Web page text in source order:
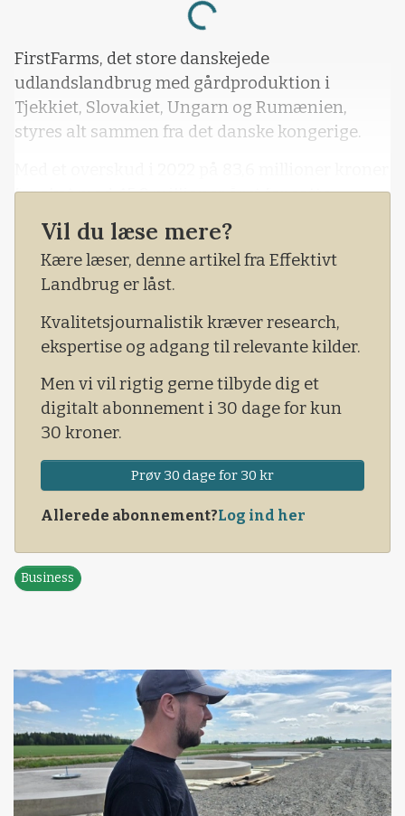
Loading...
FirstFarms, det store danskejede
udlandslandbrug med gårdproduktion i
Tjekkiet, Slovakiet, Ungarn og Rumænien,
styres alt sammen fra det danske kongerige.
før skat mod 45,9 millioner året før satte
landbrugsvirksomheden ny indtjeningsrekord
og sikrede dermed det syvende år med
resultatfremgang.
Vil du læse mere?
Kære læser, denne artikel fra Effektivt
Landbrug er låst.
Kvalitetsjournalistik kræver research,
ekspertise og adgang til relevante kilder.
Men vi vil rigtig gerne tilbyde dig et
digitalt abonnement i 30 dage for kun
30 kroner.
Prøv 30 dage for 30 kr
Allerede abonnement?Log ind her
Business